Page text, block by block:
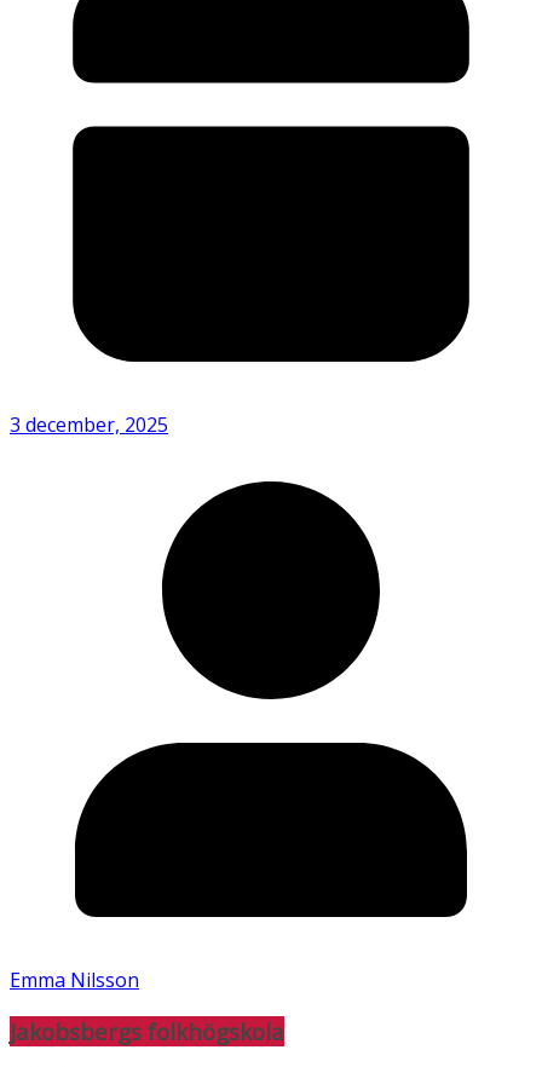
3 december, 2025
Emma Nilsson
Jakobsbergs folkhögskola